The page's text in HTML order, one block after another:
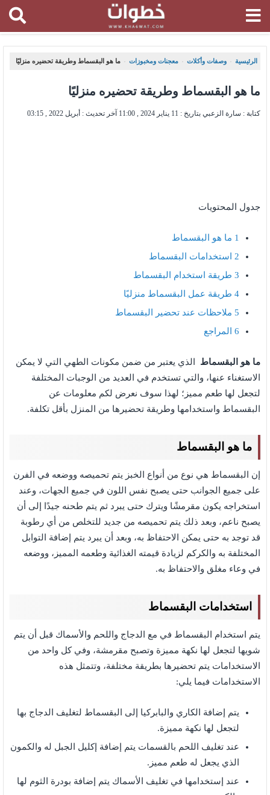
الرئيسية ، وصفات وأكلات ، معجنات ومخبوزات ، ما هو البقسماط وطريقة تحضيره منزليًا
ما هو البقسماط وطريقة تحضيره منزليًا
كتابة : سارة الزعبي بتاريخ : 11 يناير 2024 , 11:00 آخر تحديث : أبريل 2022 , 03:15
جدول المحتويات
1 ما هو البقسماط
2 استخدامات البقسماط
3 طريقة استخدام البقسماط
4 طريقة عمل البقسماط منزليًا
5 ملاحظات عند تحضير البقسماط
6 المراجع
ما هو البقسماط الذي يعتبر من ضمن مكونات الطهي التي لا يمكن
الاستغناء عنها، والتي تستخدم في العديد من الوجبات المختلفة
لتجعل لها طعم مميز؛ لهذا سوف نعرض لكم معلومات عن
البقسماط واستخدامها وطريقة تحضيرها من المنزل بأقل تكلفة.
ما هو البقسماط
إن البقسماط هي نوع من أنواع الخبز يتم تحميصه ووضعه في الفرن
على جميع الجوانب حتى يصبح نفس اللون في جميع الجهات، وعند
استخراجه يكون مقرمشًا ويترك حتى يبرد ثم يتم طحنه جيدًا إلى أن
يصبح ناعم، وبعد ذلك يتم تحميصه من جديد للتخلص من أي رطوبة
قد توجد به حتى يمكن الاحتفاظ به، وبعد أن يبرد يتم إضافة التوابل
المختلفة به والكركم لزيادة قيمته الغذائية وطعمه المميز، ووضعه
في وعاء مغلق والاحتفاظ به.
استخدامات البقسماط
يتم استخدام البقسماط في مع الدجاج واللحم والأسماك قبل أن يتم
شويها لتجعل لها نكهة مميزة وتصبح مقرمشة، وفي كل واحد من
الاستخدامات يتم تحضيرها بطريقة مختلفة، وتتمثل هذه
الاستخدامات فيما يلي:
يتم إضافة الكاري والبابركيا إلى البقسماط لتغليف الدجاج بها
لتجعل لها نكهة مميزة.
عند تغليف اللحم بالقسمات يتم إضافة إكليل الجبل له والكمون
الذي يجعل له طعم مميز.
عند إستخدامها في تغليف الأسماك يتم إضافة بودرة الثوم لها